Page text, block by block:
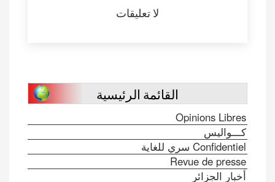
لا تعليقات
القائمة الرئيسية
Opinions Libres
كـــواليس
Confidentiel سري للغاية
Revue de presse
أخبار الجزائر